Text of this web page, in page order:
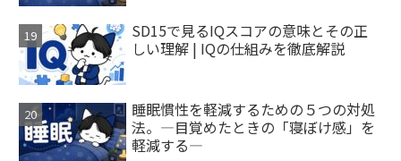
SD15で見るIQスコアの意味とその正
しい理解 | IQの仕組みを徹底解説
睡眠慣性を軽減するための５つの対処
法。―目覚めたときの「寝ぼけ感」を
軽減する―